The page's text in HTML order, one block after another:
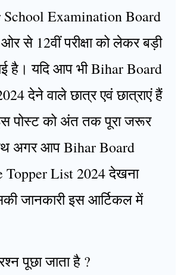
School Examination Board
से 12वीं परीक्षा को लेकर बड़ी
है। यदि आप भी Bihar Board
देने वाले छात्र एवं छात्राएं हैं
पोस्ट को अंत तक पूरा जरूर
अगर आप Bihar Board
Topper List 2024 देखना
जानकारी इस आर्टिकल में
पूछा जाता है ?